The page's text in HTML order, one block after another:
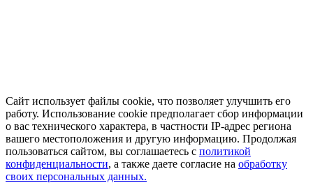
Сайт использует файлы cookie, что позволяет улучшить его
работу. Использование cookie предполагает сбор информации
о вас технического характера, в частности IP-адрес региона
вашего местоположения и другую информацию. Продолжая
пользоваться сайтом, вы соглашаетесь с политикой
конфиденциальности, а также даете согласие на обработку
своих персональных данных.